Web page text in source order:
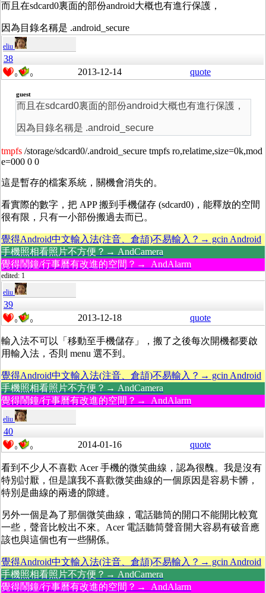
而且在sdcard0裏面的部份android大概也有進行保護，
因為目錄名稱是 .android_secure
eliu
38
0 0 2013-12-14 quote
guest
而且在sdcard0裏面的部份android大概也有進行保護，
因為目錄名稱是 .android_secure
tmpfs /storage/sdcard0/.android_secure tmpfs ro,relatime,size=0k,mod
e=000 0 0
這是暫存的檔案系統，關機會消失的。
看實際的數字，把 APP 搬到手機儲存 (sdcard0)，能釋放的空間
很有限，只有一小部份搬過去而已。
覺得Android中文輸入法(注音、倉頡)不易輸入？→ gcin Android
手機照相看照片不方便？→ AndCamera
覺得鬧鐘/行事曆有改進的空間？→ AndAlarm
edited: 1
eliu
39
0 0 2013-12-18 quote
輸入法不可以「移動至手機儲存」，搬了之後每次開機都要啟
用輸入法，否則 menu 選不到。
覺得Android中文輸入法(注音、倉頡)不易輸入？→ gcin Android
手機照相看照片不方便？→ AndCamera
覺得鬧鐘/行事曆有改進的空間？→ AndAlarm
eliu
40
0 0 2014-01-16 quote
看到不少人不喜歡 Acer 手機的微笑曲線，認為很醜。我是沒有
特別討厭，但是讓我不喜歡微笑曲線的一個原因是容易卡髒，
特別是曲線的兩邊的隙縫。
另外一個是為了那個微笑曲線，電話聽筒的開口不能開比較寬
一些，聲音比較出不來。Acer 電話聽筒聲音開大容易有破音應
該也與這個也有一些關係。
覺得Android中文輸入法(注音、倉頡)不易輸入？→ gcin Android
手機照相看照片不方便？→ AndCamera
覺得鬧鐘/行事曆有改進的空間？→ AndAlarm